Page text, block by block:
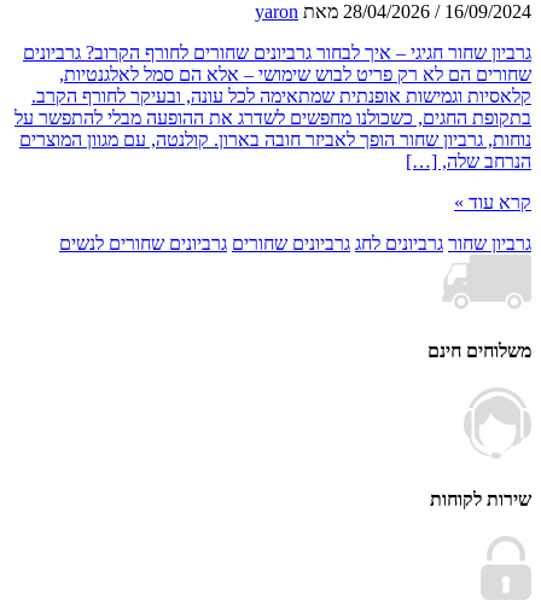
16/
/
28/04/2026מאתyaron
שחור חגיגי – איך לבחור גרביונים שחורים לחורף הקרוב? גרביונים
הם לא רק פריט לבוש שימושי – אלא הם סמל לאלגנטיות,
וגמישות אופנתית שמתאימה לכל עונה, ובעיקר לחורף הקרב.
החגים, כשכולנו מחפשים לשדרג את ההופעה מבלי להתפשר על
גרביון שחור הופך לאביזר חובה בארון. קולנטה, עם מגוון המוצרים
שלה, […]
»
שחור גרביונים לחג גרביונים שחורים גרביונים שחורים לנשים
חינם
לקוחות